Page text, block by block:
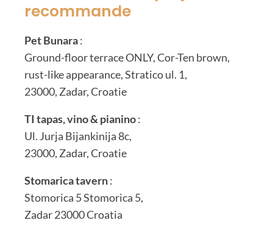
recommande
Pet Bunara:
Ground-floor terrace ONLY, Cor-Ten brown,
rust-like appearance, Stratico ul. 1,
23000, Zadar, Croatie
TI tapas, vino & pianino:
Ul. Jurja Bijankinija 8c,
23000, Zadar, Croatie
Stomarica tavern:
Stomorica 5 Stomorica 5,
Zadar 23000 Croatia